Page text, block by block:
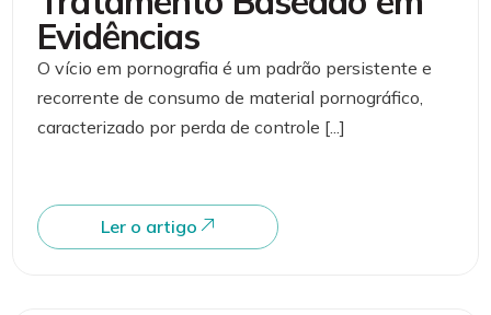
Evidências
O vício em pornografia é um padrão persistente e
recorrente de consumo de material pornográfico,
caracterizado por perda de controle [...]
Ler o artigo